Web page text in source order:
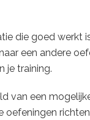
die goed werkt
een andere
je training.
van een
oefeningen